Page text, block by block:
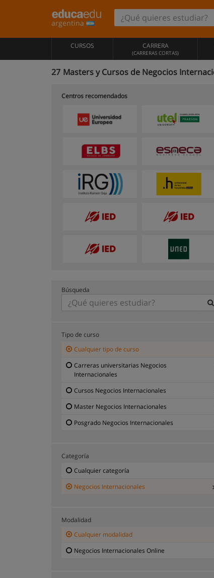
argentina
CURSOS CARRERA
(CARRERAS CORTAS)
27 Masters y Cursos de Negocios
Centros recomendados
Búsqueda
Tipo de curso
Cualquier tipo de curso
Carreras universitarias Negocios
Internacionales
Cursos Negocios Internacionales
Master Negocios Internacionales
Posgrado Negocios Internacionales
Categoría
Cualquier categoría
Negocios Internacionales
Modalidad
Cualquier modalidad
Negocios Internacionales Online